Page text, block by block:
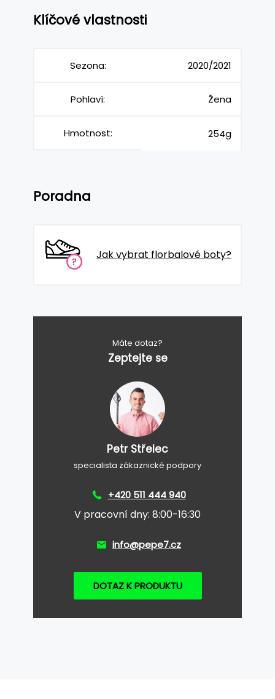
Klíčové vlastnosti
Sezona: 2020/2021
Pohlaví: Žena
Hmotnost: 254g
Poradna
Jak vybrat florbalové boty?
Máte dotaz?
Zeptejte se
Petr Střelec
specialista zákaznické podpory
+420 511 444 940
V pracovní dny: 8:00-16:30
info@pepe7.cz
DOTAZ K PRODUKTU